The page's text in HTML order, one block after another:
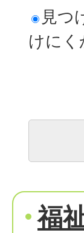
見つ
けにく
福